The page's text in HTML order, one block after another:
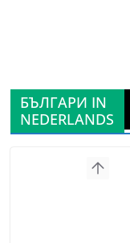
БЪЛГАРИ IN
NEDERLANDS